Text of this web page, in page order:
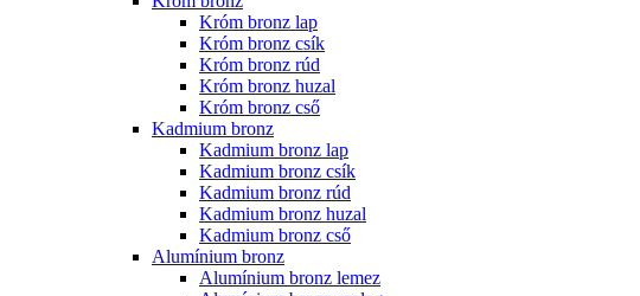
Króm bronz lap
Króm bronz csík
Króm bronz rúd
Króm bronz huzal
Króm bronz cső
Kadmium bronz
Kadmium bronz lap
Kadmium bronz csík
Kadmium bronz rúd
Kadmium bronz huzal
Kadmium bronz cső
Alumínium bronz
Alumínium bronz lemez